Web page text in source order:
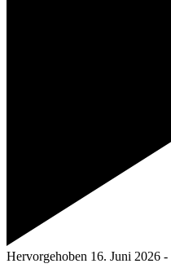
Hervorgehoben 16. Juni 2026 -